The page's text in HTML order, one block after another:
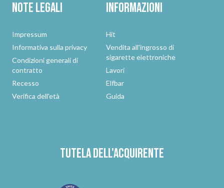
Note legali
Impressum
Informativa sulla privacy
Condizioni generali di
contratto
Recesso
Verifica dell'età
Informazioni
Hit
Vendita all'ingrosso di
sigarette elettroniche
Lavori
Elfbar
Guida
Tutela dell'acquirente